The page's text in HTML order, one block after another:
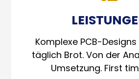
Komplexe PCB-
täglich Brot. Von der
Umsetzung. First